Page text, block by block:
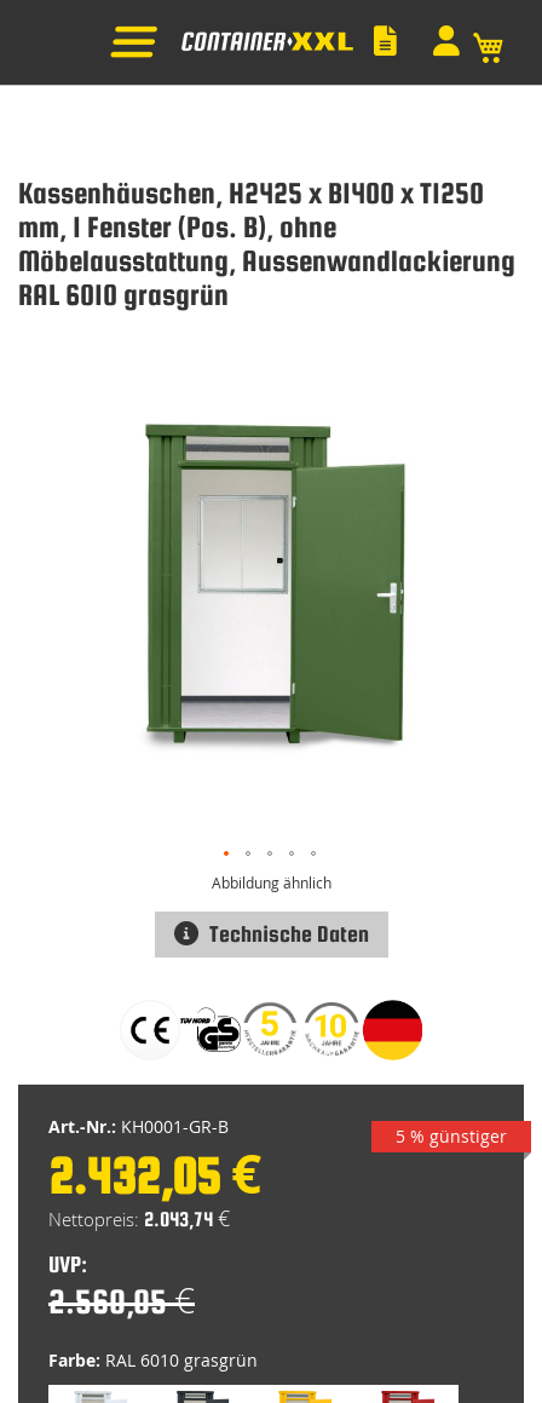
Kassenhäuschen, H2425 x B1400 x T1250
mm, 1 Fenster (Pos. B), ohne
Möbelausstattung, Aussenwandlackierung
RAL 6010 grasgrün
Art.-Nr.: KH0001-GR-B
Special
Price
2.432,05 €
2.043,74 €
UVP:
2.560,05 €
Farbe: RAL 6010 grasgrün
5 % günstiger
Abbildung ähnlich
Technische Daten
springen